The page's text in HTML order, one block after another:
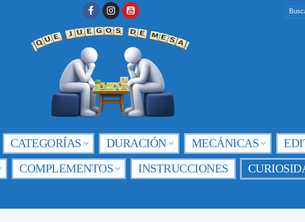
CATEGORÍAS DURACIÓN MECÁNICAS
COMPLEMENTOS INSTRUCCIONES